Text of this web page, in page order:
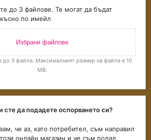
до 3 файлове. Те могат да бъдат
по имейл
Избрани файлове
до 3 файла. Максималният размер на файла е 10
MB.
сте да подадете оспорването си?
че аз, като потребител, съм направил
онлайн магазин и че съм подал